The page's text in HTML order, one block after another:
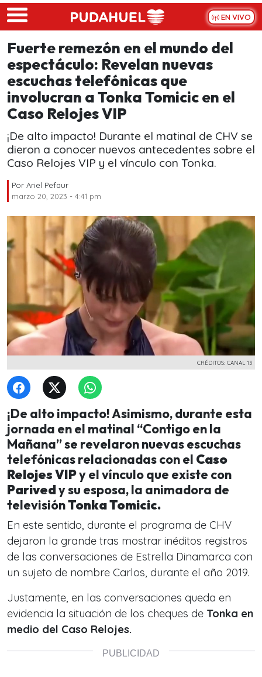
Skip to main content
EN VIVO
Fuerte remezón en el mundo del
espectáculo: Revelan nuevas
escuchas telefónicas que
involucran a Tonka Tomicic en el
Caso Relojes VIP
¡De alto impacto! Durante el matinal de CHV se
dieron a conocer nuevos antecedentes sobre el
Caso Relojes VIP y el vínculo con Tonka.
Por Ariel Pefaur
marzo 20, 2023 - 4:41 pm
CRÉDITOS: CANAL 13
¡De alto impacto! Asimismo, durante esta
jornada en el matinal “Contigo en la
Mañana” se revelaron nuevas escuchas
telefónicas relacionadas con el Caso
Relojes VIPy el vínculo que existe con
Parivedy su esposa, la animadora de
televisiónTonka Tomicic.
En este sentido, durante el programa de CHV
dejaron la grande tras mostrar inéditos registros
de las conversaciones de Estrella Dinamarca con
un sujeto de nombre Carlos, durante el año 2019.
Justamente, en las conversaciones queda en
evidencia la situación de los cheques de Tonka en
medio del Caso Relojes.